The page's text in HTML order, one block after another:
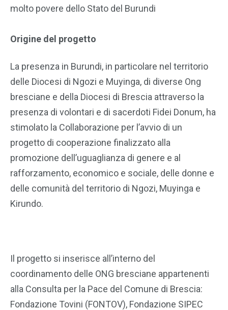
molto povere dello Stato del Burundi
Origine del progetto
La presenza in Burundi, in particolare nel territorio
delle Diocesi di Ngozi e Muyinga, di diverse Ong
bresciane e della Diocesi di Brescia attraverso la
presenza di volontari e di sacerdoti Fidei Donum, ha
stimolato la Collaborazione per l’avvio di un
progetto di cooperazione finalizzato alla
promozione dell’uguaglianza di genere e al
rafforzamento, economico e sociale, delle donne e
delle comunità del territorio di Ngozi, Muyinga e
Kirundo.
Il progetto si inserisce all’interno del
coordinamento delle ONG bresciane appartenenti
alla Consulta per la Pace del Comune di Brescia:
Fondazione Tovini (FONTOV), Fondazione SIPEC